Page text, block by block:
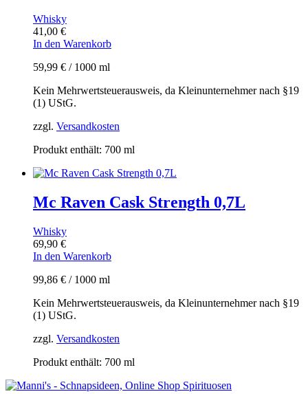
Whisky
41,00 €
In den Warenkorb
59,99 € / 1000 ml
Kein Mehrwertsteuerausweis, da Kleinunternehmer nach §19
(1) UStG.
zzgl. Versandkosten
Produkt enthält: 700 ml
Mc Raven Cask Strength 0,7L
Whisky
69,90 €
In den Warenkorb
99,86 € / 1000 ml
Kein Mehrwertsteuerausweis, da Kleinunternehmer nach §19
(1) UStG.
zzgl. Versandkosten
Produkt enthält: 700 ml